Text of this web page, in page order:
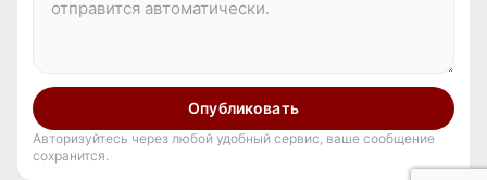
Авторизуйтесь через любой удобный сервис, ваше сообщение
сохранится.
Опубликовать